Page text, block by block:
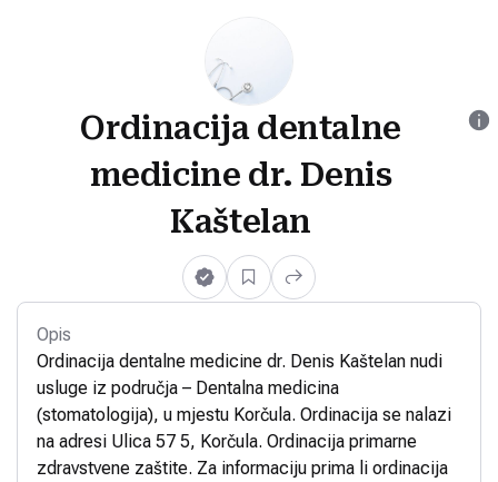
Ordinacija dentalne
medicine dr. Denis
Kaštelan
Opis
Ordinacija dentalne medicine dr. Denis Kaštelan nudi
usluge iz područja – Dentalna medicina
(stomatologija), u mjestu Korčula. Ordinacija se nalazi
na adresi Ulica 57 5, Korčula. Ordinacija primarne
zdravstvene zaštite. Za informaciju prima li ordinacija